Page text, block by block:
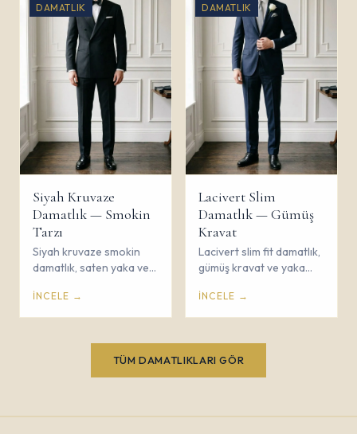
DAMATLIK
Siyah Kruvaze
Damatlık — Smokin
Tarzı
Siyah kruvaze smokin
damatlık, saten yaka ve
şıklığı. Çorum Savaş
Giyim.
İNCELE →
DAMATLIK
Lacivert Slim
Damatlık — Gümüş
Kravat
Lacivert slim fit damatlık,
gümüş kravat ve yaka
stili. Çorum Savaş Giyim.
İNCELE →
TÜM DAMATLIKLARI GÖR